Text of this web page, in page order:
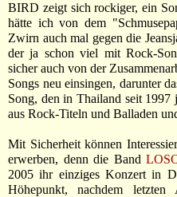
BIRD zeigt sich rockiger, ein
hätte ich von dem
Zwirn auch mal gegen die
der ja schon viel mit Rock-
sicher auch von der
Songs neu einsingen, darunter
Song, den in Thailand seit
aus Rock-Titeln und Balladen
Mit Sicherheit können
erwerben, denn die Band
2005 ihr einziges Konzert in
Höhepunkt, nachdem